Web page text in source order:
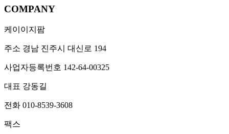
COMPANY
케이이지팜
주소 경남 진주시 대신로 194
사업자등록번호 142-64-00325
대표 강동길
전화 010-8539-3608
팩스